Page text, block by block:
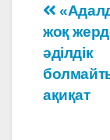
по
жоқ
әділдік
ақиқат